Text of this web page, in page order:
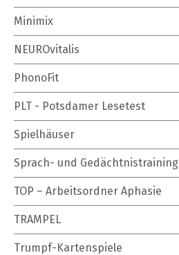
Minimix
NEUROvitalis
PhonoFit
PLT - Potsdamer Lesetest
Spielhäuser
Sprach- und Gedächtnistraining
TOP – Arbeitsordner Aphasie
TRAMPEL
Trumpf-Kartenspiele